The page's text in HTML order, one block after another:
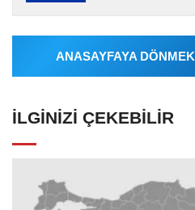
Ajansı
ANASAYFAYA
İLGINIZI ÇEKEBILIR